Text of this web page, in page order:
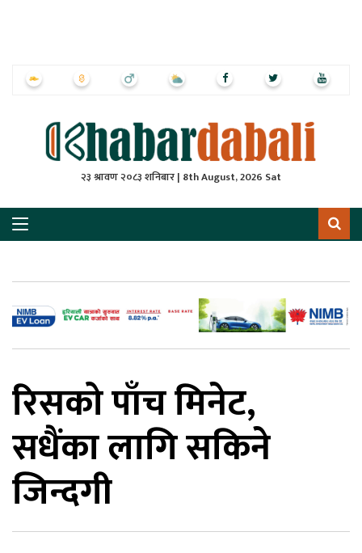
२३ श्रावण २०८३ शनिबार | 8th August, 2026 Sat
रिसको पाँच मिनेट,
सधैंका लागि सकिने
जिन्दगी